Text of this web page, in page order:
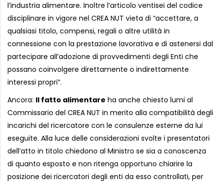
l’industria alimentare. Inoltre l’articolo ventisei del codice
disciplinare in vigore nel CREA NUT vieta di “accettare, a
qualsiasi titolo, compensi, regali o altre utilità in
connessione con la prestazione lavorativa e di astenersi dal
partecipare all’adozione di provvedimenti degli Enti che
possano coinvolgere direttamente o indirettamente
interessi propri”.
Ancora: Il fatto alimentare ha anche chiesto lumi al
Commissario del CREA NUT in merito alla compatibilità degli
incarichi del ricercatore con le consulenze esterne da lui
eseguite. Alla luce delle considerazioni svolte i presentatori
dell’atto in titolo chiedono al Ministro se sia a conoscenza
di quanto esposto e non ritenga opportuno chiarire la
posizione dei ricercatori degli enti da esso controllati, per